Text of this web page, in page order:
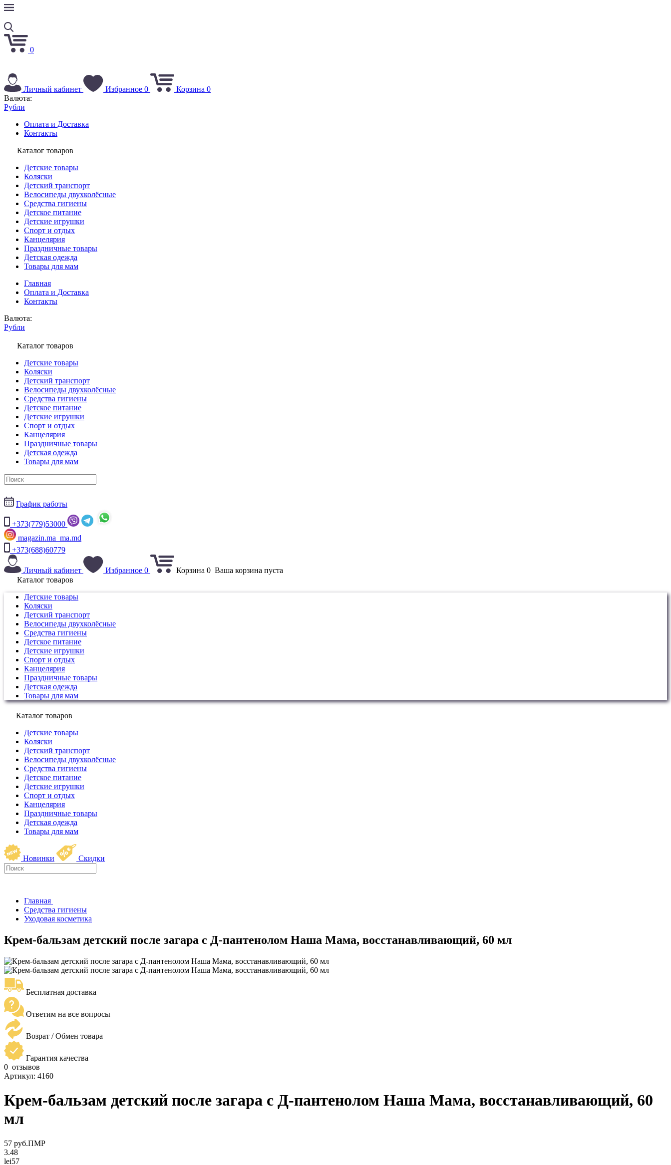
0
Личный кабинет Избранное 0 Корзина 0
Валюта:
Рубли
Оплата и Доставка
Контакты
Каталог товаров
Детские товары
Коляски
Детский транспорт
Велосипеды двухколёсные
Средства гигиены
Детское питание
Детские игрушки
Спорт и отдых
Канцелярия
Праздничные товары
Детская одежда
Товары для мам
Главная
Оплата и Доставка
Контакты
Валюта:
Рубли
Каталог товаров
Детские товары
Коляски
Детский транспорт
Велосипеды двухколёсные
Средства гигиены
Детское питание
Детские игрушки
Спорт и отдых
Канцелярия
Праздничные товары
Детская одежда
Товары для мам
График работы
+373(779)53000
magazin.ma_ma.md
+373(688)60779
Личный кабинет Избранное 0 Корзина 0 Ваша корзина пуста
Каталог товаров
Детские товары
Коляски
Детский транспорт
Велосипеды двухколёсные
Средства гигиены
Детское питание
Детские игрушки
Спорт и отдых
Канцелярия
Праздничные товары
Детская одежда
Товары для мам
Каталог товаров
Детские товары
Коляски
Детский транспорт
Велосипеды двухколёсные
Средства гигиены
Детское питание
Детские игрушки
Спорт и отдых
Канцелярия
Праздничные товары
Детская одежда
Товары для мам
Новинки Скидки
Главная
Средства гигиены
Уходовая косметика
Крем-бальзам детский после загара с Д-пантенолом Наша Мама, восстанавливающий, 60 мл
Бесплатная доставка
Ответим на все вопросы
Возрат / Обмен товара
Гарантия качества
0 отзывов
Артикул: 4160
Крем-бальзам детский после загара с Д-пантенолом Наша Мама, восстанавливающий, 60
мл
57 руб.ПМР
3.48
lei57